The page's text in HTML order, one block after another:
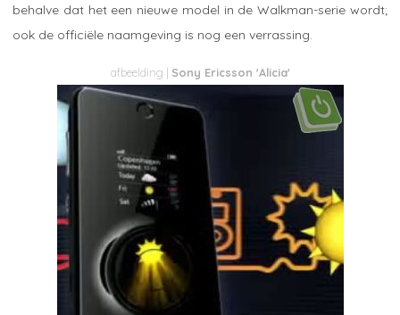
behalve dat het een nieuwe model in de Walkman-serie wordt;
ook de officiële naamgeving is nog een verrassing.
Sony Ericsson 'Alicia'